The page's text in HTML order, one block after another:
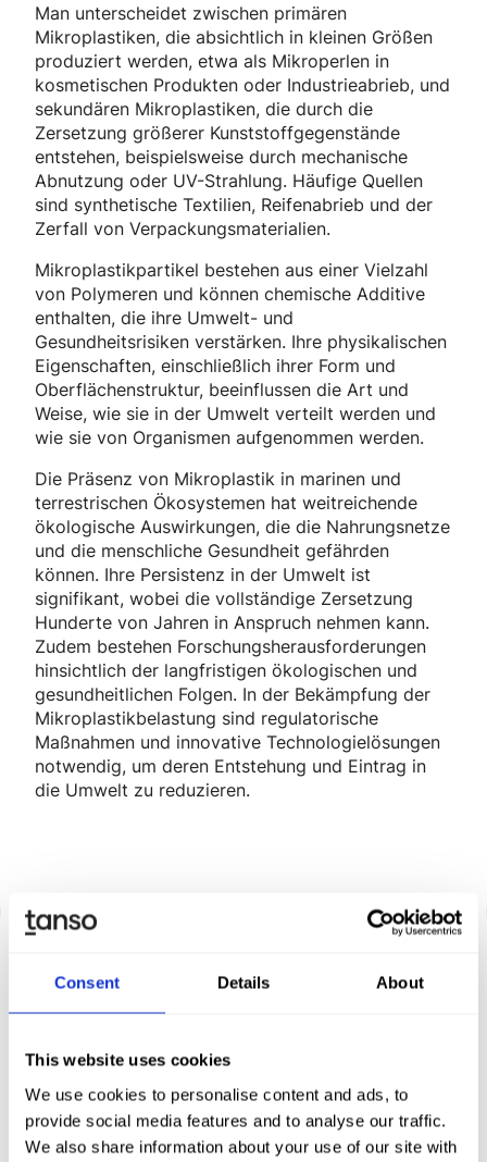
Consent Details About
This website uses cookies
We use cookies to personalise content and ads, to
provide social media features and to analyse our traffic.
We also share information about your use of our site with
Man unterscheidet zwischen primären
Mikroplastiken, die absichtlich in kleinen Größen
produziert werden, etwa als Mikroperlen in
kosmetischen Produkten oder Industrieabrieb, und
sekundären Mikroplastiken, die durch die
Zersetzung größerer Kunststoffgegenstände
entstehen, beispielsweise durch mechanische
Abnutzung oder UV-Strahlung. Häufige Quellen
sind synthetische Textilien, Reifenabrieb und der
Zerfall von Verpackungsmaterialien.
Mikroplastikpartikel bestehen aus einer Vielzahl
von Polymeren und können chemische Additive
enthalten, die ihre Umwelt- und
Gesundheitsrisiken verstärken. Ihre physikalischen
Eigenschaften, einschließlich ihrer Form und
Oberflächenstruktur, beeinflussen die Art und
Weise, wie sie in der Umwelt verteilt werden und
wie sie von Organismen aufgenommen werden.
Die Präsenz von Mikroplastik in marinen und
terrestrischen Ökosystemen hat weitreichende
ökologische Auswirkungen, die die Nahrungsnetze
und die menschliche Gesundheit gefährden
können. Ihre Persistenz in der Umwelt ist
signifikant, wobei die vollständige Zersetzung
Hunderte von Jahren in Anspruch nehmen kann.
Zudem bestehen Forschungsherausforderungen
hinsichtlich der langfristigen ökologischen und
gesundheitlichen Folgen. In der Bekämpfung der
Mikroplastikbelastung sind regulatorische
Maßnahmen und innovative Technologielösungen
notwendig, um deren Entstehung und Eintrag in
die Umwelt zu reduzieren.
Entdecken Sie Tanso – Ihre
Komplettl­ösung für
Nachhaltigkeit